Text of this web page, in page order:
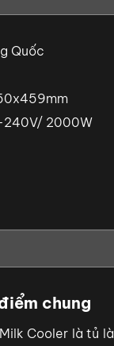
Quốc
240V/ 2000W
chung
Cooler là tủ